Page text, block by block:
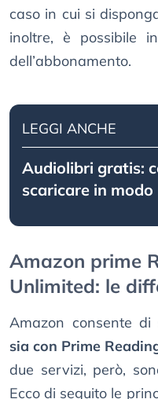
caso in cui si
inoltre, è possibile
dell’abbonamento.
LEGGI ANCHE
Audiolibri gratis:
scaricare in modo
Amazon prime
Unlimited: le
Amazon consente di
sia con Prime
due servizi, però,
Ecco di seguito le